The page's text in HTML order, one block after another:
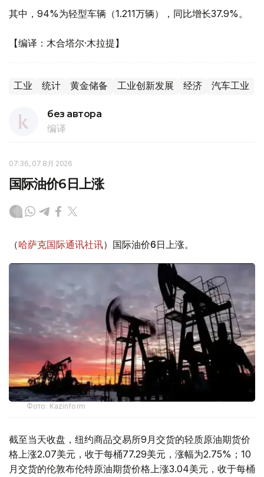
其中，94%为轻型车辆（1.211万辆），同比增长37.9%。
【编译：木合塔尔·木拉提】
工业 统计 黄金储备 工业创新发展 经济 汽车工业
без автора
编译
07:36, 07 8月 2026
国际油价6日上涨
（哈萨克国际通讯社讯）国际油价6日上涨。
Фото: Kazinform
截至当天收盘，纽约商品交易所9月交货的轻质原油期货价
格上涨2.07美元，收于每桶77.29美元，涨幅为2.75%；10
月交货的伦敦布伦特原油期货价格上涨3.04美元，收于每桶